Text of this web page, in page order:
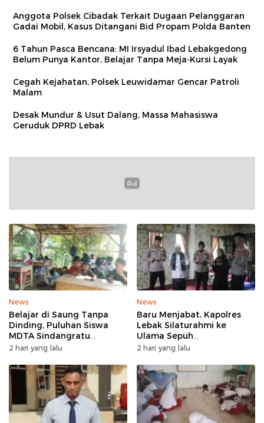
Anggota Polsek Cibadak Terkait Dugaan Pelanggaran
Gadai Mobil, Kasus Ditangani Bid Propam Polda Banten
6 Tahun Pasca Bencana: MI Irsyadul Ibad Lebakgedong
Belum Punya Kantor, Belajar Tanpa Meja-Kursi Layak
Cegah Kejahatan, Polsek Leuwidamar Gencar Patroli
Malam
Desak Mundur & Usut Dalang, Massa Mahasiswa
Geruduk DPRD Lebak
News
Belajar di Saung Tanpa
Dinding, Puluhan Siswa
MDTA Sindangratu
Panggarangan Bertahan
2 hari yang lalu
News
Baru Menjabat, Kapolres
Lebak Silaturahmi ke
Ulama Sepuh
Rangkasbitung
2 hari yang lalu